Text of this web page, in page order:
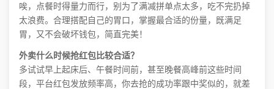
唉，点餐时得量力而行，别为了满减拼单点太多，吃不完扔掉
太浪费。合理搭配自己的胃口，掌握最合适的份量，既满足
胃，又不会破坏钱包，简直完美！
外卖什么时候抢红包比较合适？
多试试早上起床后、午餐时间前，甚至晚餐高峰前这些时间
段，平台红包发放频率高，你去抢的成功率跟中奖似的，就差